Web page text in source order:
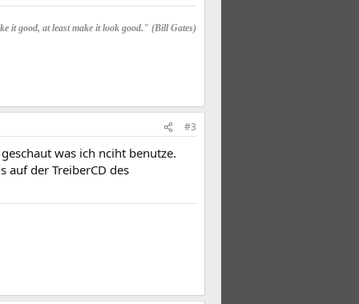
it good, at least make it look good." (Bill Gates)
#3
was ich nciht benutze.
auf der TreiberCD des